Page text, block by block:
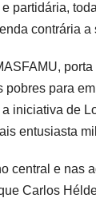
partidária,
contrária a
pobres para
iniciativa de
entusiasta
central e nas
Carlos